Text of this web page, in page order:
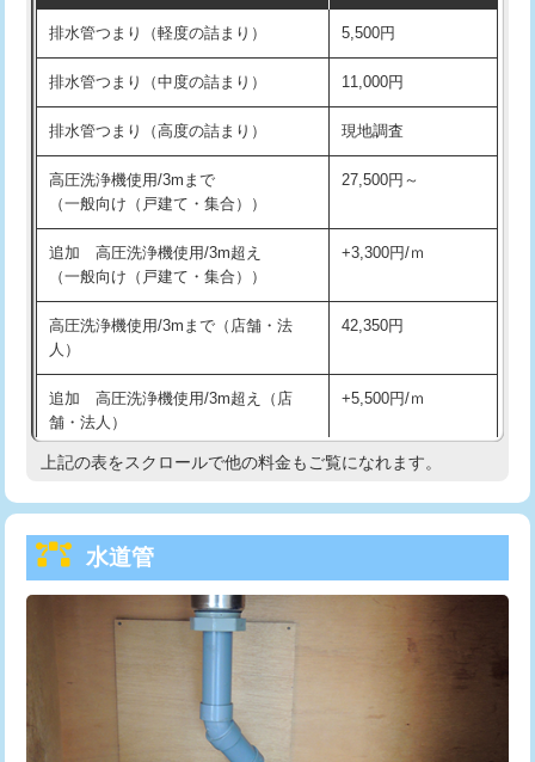
※給水管工事は20mmまでの価格です。
持込商品取付（混合水栓） 16,500円
持込商品取付（浄水器・分岐水栓） 16,500円
給水管工事※（ホール加工) 16,500円
給水管工事※（バンド止め) 3,300円
給水管工事※（支持金具設置)
給水管工事※（保温材使用（バンド止
め込み）)
5,500円
給水管工事※（土の掘削・埋め戻し作
業)
11,000円
給水管工事※（塩ビ管（VP・HI）使
用/3ｍまで)
33,000円
給水管工事※（塩ビ管（VP・HI）使
+8,800円
給水管工事※（ライニング鋼管・銅
管・ポリ管・HT管使用/3ｍまで)
給水管工事※（ライニング鋼管・銅
管・ポリ管・HT管使用/3ｍ超え)
排水管工事（土の掘削・埋め戻し作
11,000円~
排水管つまり（軽度の詰まり） 5,500円
排水管つまり（中度の詰まり） 11,000円
排水管つまり（高度の詰まり） 現地調査
高圧洗浄機使用/3mまで
（一般向け（戸建て・集合））
27,500円～
追加 高圧洗浄機使用/3m超え
（一般向け（戸建て・集合））
+3,300円/ｍ
高圧洗浄機使用/3mまで（店舗・法
人）
42,350円
追加 高圧洗浄機使用/3m超え（店
舗・法人）
+5,500円/ｍ
高度高圧洗浄換 現地調査
トーラー機使用/3mまで
追加トーラー機使用/3m超え
33,000円
8,800円
上記の表をスクロールで他の料金もご覧になれます。
水道管